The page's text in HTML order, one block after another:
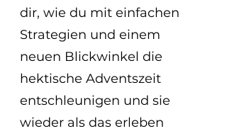
dir, wie du mit einfachen
Strategien und einem
neuen Blickwinkel die
hektische Adventszeit
entschleunigen und sie
wieder als das erleben